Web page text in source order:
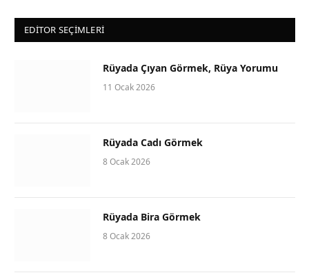
EDITOR SEÇIMLERI
Rüyada Çıyan Görmek, Rüya Yorumu
11 Ocak 2026
Rüyada Cadı Görmek
8 Ocak 2026
Rüyada Bira Görmek
8 Ocak 2026